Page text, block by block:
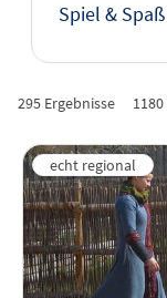
Spiel & Spaß
295 Ergebnisse 1180